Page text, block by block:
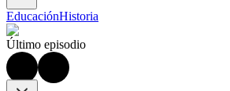
EducaciónHistoria
Último episodio